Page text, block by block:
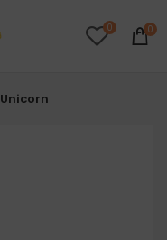
0 0
Unicorn